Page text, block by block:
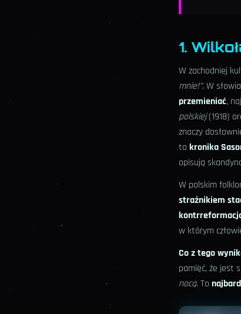
1.
W zachodniej
mnie!”. W
przemieniać,
polskiej(1918)
znaczy
to kronika
opisują
W polskim
strażnikiem
w którym
Co z tego
pamięć, że jest
nocą. To